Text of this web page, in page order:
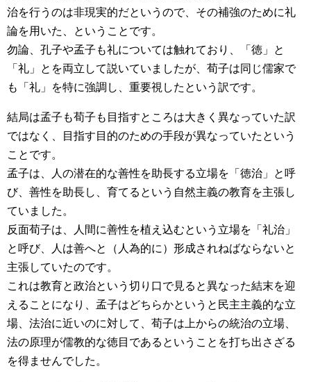
治を行うのは非現実的だというので、その補強のために礼
論を用いた、ということです。
勿論、孔子や孟子も礼については触れており、「徳」と
「礼」とを両立して説いていましたが、荀子は同じ儒家で
も「礼」を特に強調し、重要視したという訳です。
結局は孟子も荀子も目指すところは大きく異なっていた訳
ではなく、目指す目的のための手段が異なっていたという
ことです。
孟子は、人の潜在的な善性を助長する立場を「徳治」と呼
び、善性を助長し、育てるという自然主義の教育を主張し
ていました。
反面荀子は、人間に善性を植え込むという立場を「礼治」
と呼び、人は善へと（人為的に）形成されねばならないと
主張していたのです。
これは教育と政治という切り口で見ると異なった結末を迎
えることになり、孟子はどちらかというと民主主義的な立
場、法治に近いのに対して、荀子は上からの統治の立場、
法の原理が儒教的な徳目であるということを打ち出さざる
を得ませんでした。